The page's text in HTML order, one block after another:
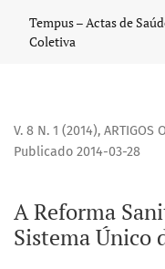
A Reforma Sanitária
Tempus – Actas de
Coletiva
V. 8 N. 1 (2014), ARTIGOS
A Reforma
Sistema Único
Publicado 2014-03-28